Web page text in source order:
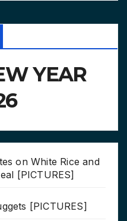
YEAR
on White Rice and
[PICTURES]
[PICTURES]